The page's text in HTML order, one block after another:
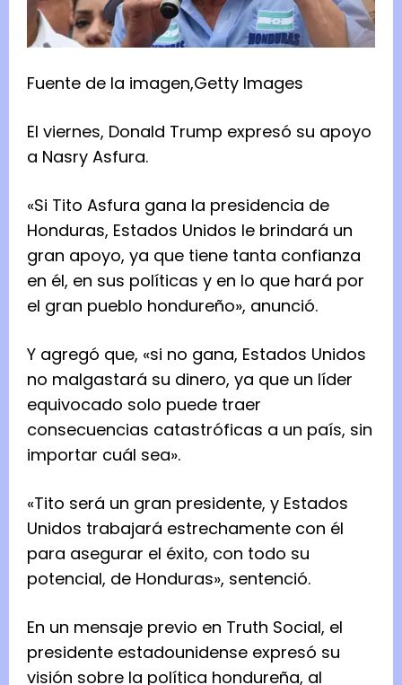
Fuente de la imagen,Getty Images
El viernes, Donald Trump expresó su apoyo
a Nasry Asfura.
«Si Tito Asfura gana la presidencia de
Honduras, Estados Unidos le brindará un
gran apoyo, ya que tiene tanta confianza
en él, en sus políticas y en lo que hará por
el gran pueblo hondureño», anunció.
Y agregó que, «si no gana, Estados Unidos
no malgastará su dinero, ya que un líder
equivocado solo puede traer
consecuencias catastróficas a un país, sin
importar cuál sea».
«Tito será un gran presidente, y Estados
Unidos trabajará estrechamente con él
para asegurar el éxito, con todo su
potencial, de Honduras», sentenció.
En un mensaje previo en Truth Social, el
presidente estadounidense expresó su
visión sobre la política hondureña, al